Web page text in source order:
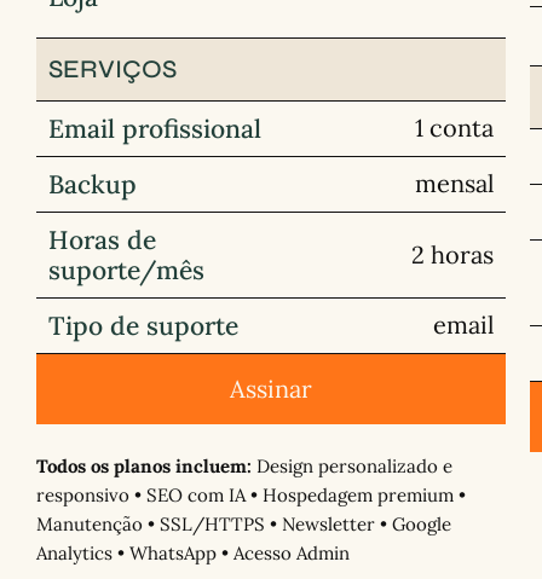
SERVIÇOS
Email profissional 1 conta
Backup mensal
Horas de
suporte/mês
2 horas
Tipo de suporte email
Assinar
Todos os planos incluem: Design personalizado e
responsivo • SEO com IA • Hospedagem premium •
Manutenção • SSL/HTTPS • Newsletter • Google
Analytics • WhatsApp • Acesso Admin